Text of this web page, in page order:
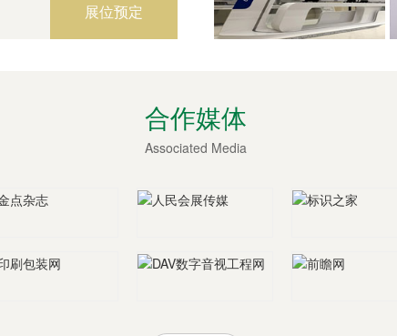
展位预定
合作媒体
Associated Media